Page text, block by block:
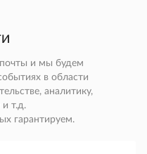
почты и мы будем
в области
аналитику,
т.д.
гарантируем.